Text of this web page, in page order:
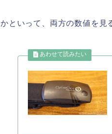
かといって、両方の数値を見